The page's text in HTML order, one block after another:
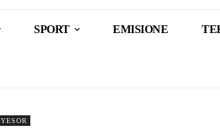
SPORT EMISIONE